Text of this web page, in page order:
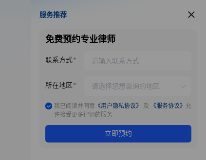
服务推荐
服务推荐
免费预约专业律师
联系方式
所在地区
我已阅读并同意 《用户隐私协议》 及 《服务协议》 允
许接受更多律师的服务
立即预约